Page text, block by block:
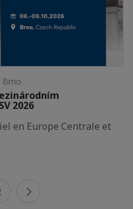
Brno
2026
en Europe Centrale et